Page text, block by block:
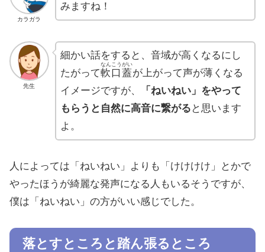
カラガラ
みますね！
先生
細かい話をすると、音域が高くなるにし
たがって軟口蓋
なんこうがい
が上がって声が薄くなる
イメージですが、
「ねいねい」をやって
もらうと自然に高音に繋がる と思います
よ。
人によっては「ねいねい」よりも「けけけけ」とかで
やったほうが綺麗な発声になる人もいるそうですが、
僕は「ねいねい」の方がいい感じでした。
落とすところと踏ん張るところ